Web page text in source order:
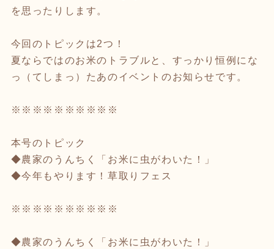
を思ったりします。
今回のトピックは2つ！
夏ならではのお米のトラブルと、すっかり恒例にな
っ（てしまっ）たあのイベントのお知らせです。
※※※※※※※※※※
本号のトピック
◆農家のうんちく「お米に虫がわいた！」
◆今年もやります！草取りフェス
※※※※※※※※※※
◆農家のうんちく「お米に虫がわいた！」